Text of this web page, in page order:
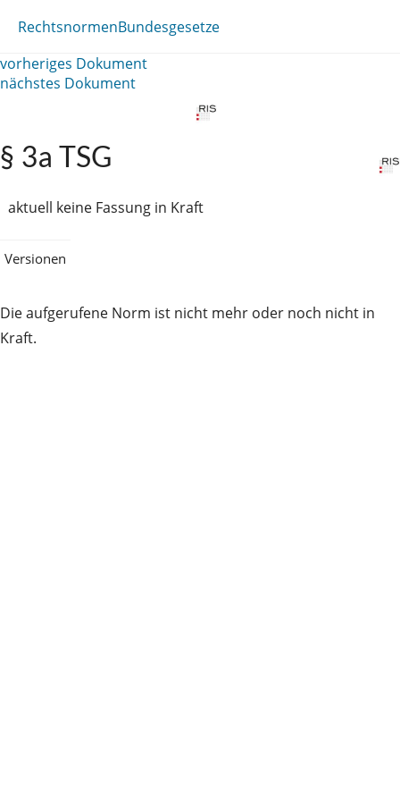
RechtsnormenBundesgesetze
vorheriges Dokument
nächstes Dokument
§ 3a TSG
aktuell keine Fassung in Kraft
Versionen
Die aufgerufene Norm ist nicht mehr oder noch nicht in
Kraft.